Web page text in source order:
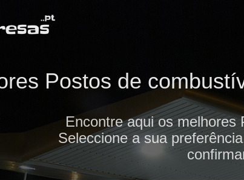
Postos de
Encontre aqui os
Seleccione a sua